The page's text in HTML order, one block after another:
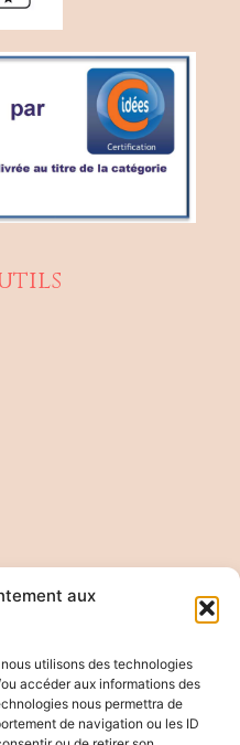
aux
utilisons des technologies
accéder aux informations des
nous permettra de
de navigation ou les ID